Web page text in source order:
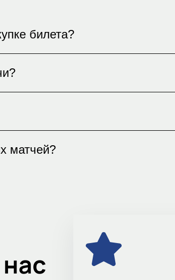
билета?
выбрать место на
наиболее удобное для
через наш сайт. Мы
Убедитесь в
и категории матча. Для
на нашем сайте. Мы
матчей?